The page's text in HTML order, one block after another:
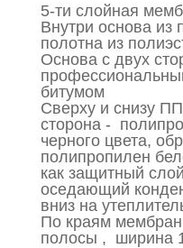
5-ти слойная
Внутри основа из
полотна из
Основа с двух
битумом
Сверху и снизу
сторона -
черного цвета,
полипропилен
как защитный
оседающий
вниз на
По краям
полосы , ширина